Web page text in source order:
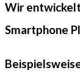
Wir
Smartphone